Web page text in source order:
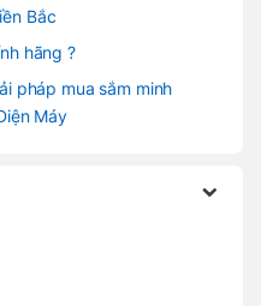
Bắc
hãng ?
pháp mua sắm minh
Máy